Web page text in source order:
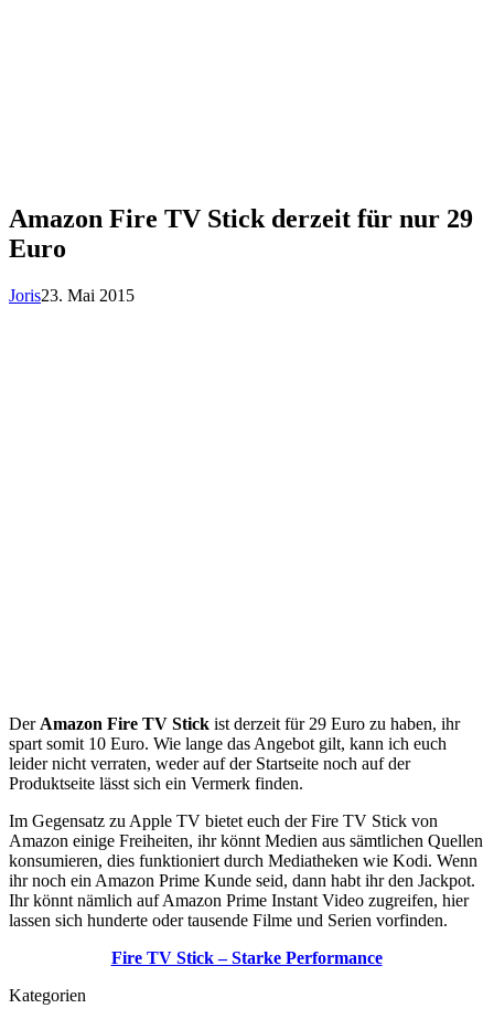
Amazon Fire TV Stick derzeit für nur 29
Euro
Joris23. Mai 2015
Der Amazon Fire TV Stick ist derzeit für 29 Euro zu haben, ihr
spart somit 10 Euro. Wie lange das Angebot gilt, kann ich euch
leider nicht verraten, weder auf der Startseite noch auf der
Produktseite lässt sich ein Vermerk finden.
Im Gegensatz zu Apple TV bietet euch der Fire TV Stick von
Amazon einige Freiheiten, ihr könnt Medien aus sämtlichen Quellen
konsumieren, dies funktioniert durch Mediatheken wie Kodi. Wenn
ihr noch ein Amazon Prime Kunde seid, dann habt ihr den Jackpot.
Ihr könnt nämlich auf Amazon Prime Instant Video zugreifen, hier
lassen sich hunderte oder tausende Filme und Serien vorfinden.
Fire TV Stick – Starke Performance
Kategorien